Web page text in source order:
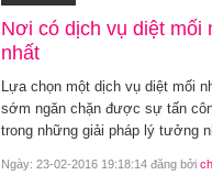
Nơi có dịch vụ diệt mối
nhất
Lựa chọn một dịch vụ diệt mối
sớm ngăn chặn được sự tấn
trong những giải pháp lý tưởng
Ngày: 23-02-2016 19:18:14 đăng bởi